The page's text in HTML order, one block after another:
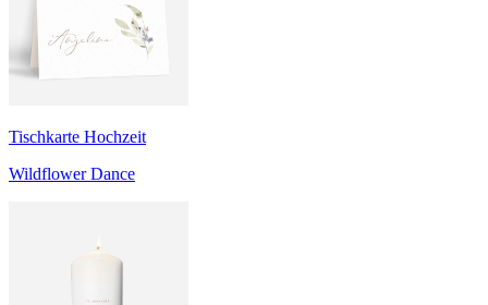
Tischkarte Hochzeit
Wildflower Dance